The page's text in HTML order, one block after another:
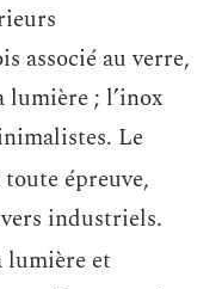
associé au verre,
lumière ; l’inox
Le
épreuve,
industriels.
et